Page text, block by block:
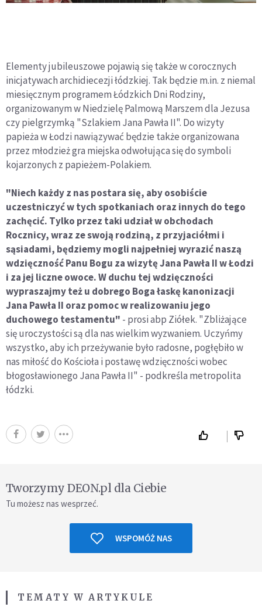
Elementy jubileuszowe pojawią się także w corocznych
inicjatywach archidiecezji łódzkiej. Tak będzie m.in. z niemal
miesięcznym programem Łódzkich Dni Rodziny,
organizowanym w Niedzielę Palmową Marszem dla Jezusa
czy pielgrzymką "Szlakiem Jana Pawła II". Do wizyty
papieża w Łodzi nawiązywać będzie także organizowana
przez młodzież gra miejska odwołująca się do symboli
kojarzonych z papieżem-Polakiem.
"Niech każdy z nas postara się, aby osobiście
uczestniczyć w tych spotkaniach oraz innych do tego
zachęcić. Tylko przez taki udział w obchodach
Rocznicy, wraz ze swoją rodziną, z przyjaciółmi i
sąsiadami, będziemy mogli najpełniej wyrazić naszą
wdzięczność Panu Bogu za wizytę Jana Pawła II w Łodzi
i za jej liczne owoce. W duchu tej wdzięczności
wypraszajmy też u dobrego Boga łaskę kanonizacji
Jana Pawła II oraz pomoc w realizowaniu jego
duchowego testamentu" - prosi abp Ziółek. "Zbliżające
się uroczystości są dla nas wielkim wyzwaniem. Uczyńmy
wszystko, aby ich przeżywanie było radosne, pogłębiło w
nas miłość do Kościoła i postawę wdzięczności wobec
błogosławionego Jana Pawła II" - podkreśla metropolita
łódzki.
Tworzymy DEON.pl dla Ciebie
Tu możesz nas wesprzeć.
WSPOMÓŻ NAS
TEMATY W ARTYKULE